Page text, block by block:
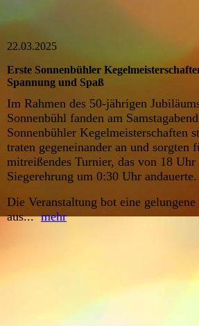
22.03.2025
Erste Sonnenbühler
Spannung und Spaß
Im Rahmen des 50-jährigen
Sonnenbühl fanden am
Sonnenbühler Kegelmeisterschaften
traten gegeneinander an und sorgten
mitreißendes Turnier, das von 18
Siegerehrung um 0:30 Uhr andauerte.
Die Veranstaltung bot eine
aus...mehr